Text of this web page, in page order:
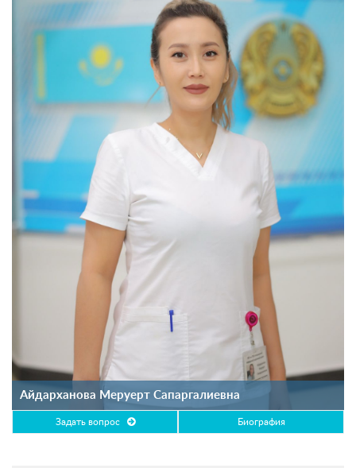
Айдарханова Меруерт Сапаргалиевна
Задать вопрос Биография